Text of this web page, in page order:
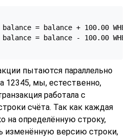
balance = balance + 100.00
balance = balance - 100.00
пытаются параллельно
12345, мы, естественно,
работала с
счёта. Так как каждая
на определённую строку,
изменённую версию строки,